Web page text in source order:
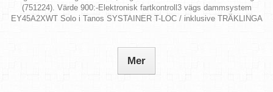
(751224). Värde 900:-Elektronisk fartkontroll3 vägs dammsystem
EY45A2XWT Solo i Tanos SYSTAINER T-LOC / inklusive TRÄKLINGA
Mer